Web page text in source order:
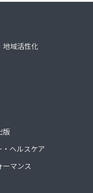
地域活性化
版
・ヘルスケア
ーマンス